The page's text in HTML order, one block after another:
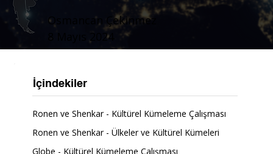
Osmancan Çekinmez
8 Mayıs 2024
İçindekiler
Ronen ve Shenkar - Kültürel Kümeleme Çalışması
Ronen ve Shenkar - Ülkeler ve Kültürel Kümeleri
Globe - Kültürel Kümeleme Çalışması